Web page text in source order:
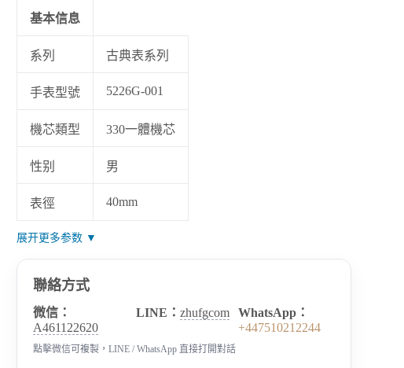
基本信息
系列 古典表系列
手表型號 5226G-001
機芯類型 330一體機芯
性别 男
表徑 40mm
展开更多参数 ▼
聯絡方式
微信：
A461122620
LINE： zhufgcom
WhatsApp：
+447510212244
點擊微信可複製，LINE / WhatsApp 直接打開對話